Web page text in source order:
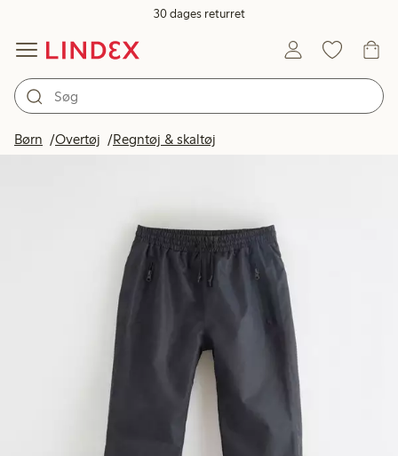
30 dages returret
Børn Overtøj Regntøj & skaltøj